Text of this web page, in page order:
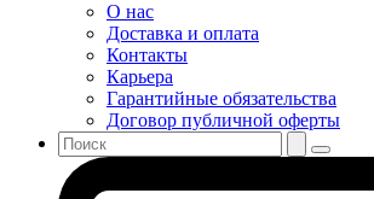
О нас
Доставка и оплата
Контакты
Карьера
Гарантийные обязательства
Договор публичной оферты